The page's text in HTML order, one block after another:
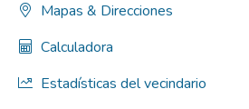
Mapas & Direcciones
Calculadora
Estadísticas del vecindario